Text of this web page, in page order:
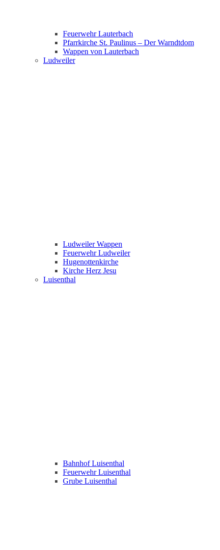
Feuerwehr Lauterbach
Pfarrkirche St. Paulinus – Der Warndtdom
Wappen von Lauterbach
Ludweiler
Ludweiler Wappen
Feuerwehr Ludweiler
Hugenottenkirche
Kirche Herz Jesu
Luisenthal
Bahnhof Luisenthal
Feuerwehr Luisenthal
Grube Luisenthal